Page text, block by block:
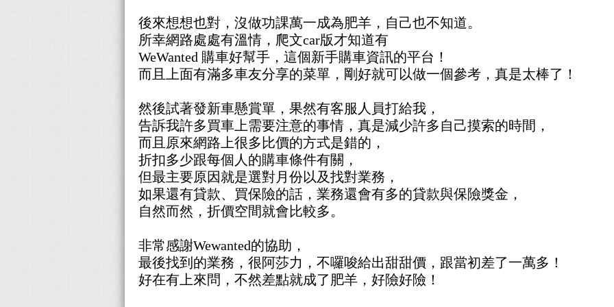
後來想想也對，沒做功課萬一成為肥羊，自己也不知道。
所幸網路處處有溫情， 爬文car版才知道有
WeWanted 購車好幫手，這個新手購車資訊的平台！
而且上面有滿多車友分享的菜單，剛好就可以做一個參考， 真是太棒了！
然後試著發新車懸賞單，果然有客服人員打給我，
告訴我許多買車上需要注意的事情，真是減少許多自己摸索的時間，
而且原來網路上很多比價的方式是錯的，
折扣多少跟每個人的購車條件有關，
但最主要原因就是選對月份以及找對業務，
如果還有貸款、買保險的話，業務還會有多的貸款與保險獎金，
自然而然，折價空間就會比較多。
非常感謝Wewanted的協助，
最後找到的業務，很阿莎力，不囉唆給出甜甜價，跟當初差了一萬多！
好在有上來問，不然差點就成了肥羊，好險好險！